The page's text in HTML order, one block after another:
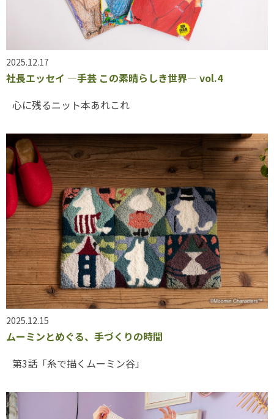
2025.12.17
社長エッセイ ―手芸 この素晴らしき世界― vol.4
心に残るニット本あれこれ
2025.12.15
ムーミンとめぐる、手づくりの時間
第3話「糸で描くムーミン谷」